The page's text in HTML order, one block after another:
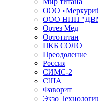
Мир титана
ООО
ООО НПП
Ортез Мед
Ортотитан
ПКБ СОЛО
Преодоление
Россия
СИМС-2
США
Фаворит
Экзо